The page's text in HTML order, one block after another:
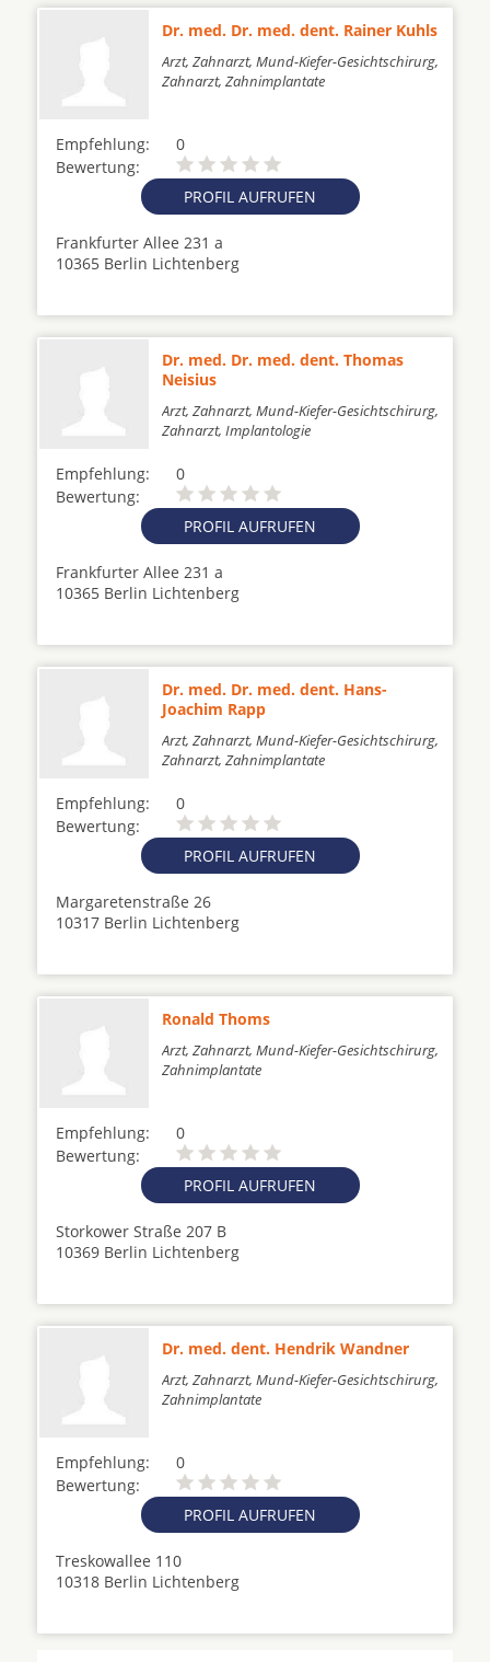
Dr. med. Dr. med. dent. Rainer Kuhls
Arzt, Zahnarzt, Mund-Kiefer-Gesichtschirurg,
Zahnarzt, Zahnimplantate
Empfehlung:
0
Bewertung:
PROFIL AUFRUFEN
Frankfurter Allee 231 a
10365 Berlin Lichtenberg
Dr. med. Dr. med. dent. Thomas
Neisius
Arzt, Zahnarzt, Mund-Kiefer-Gesichtschirurg,
Zahnarzt, Implantologie
Empfehlung:
0
Bewertung:
PROFIL AUFRUFEN
Frankfurter Allee 231 a
10365 Berlin Lichtenberg
Dr. med. Dr. med. dent. Hans-
Joachim Rapp
Arzt, Zahnarzt, Mund-Kiefer-Gesichtschirurg,
Zahnarzt, Zahnimplantate
Empfehlung:
0
Bewertung:
PROFIL AUFRUFEN
Margaretenstraße 26
10317 Berlin Lichtenberg
Ronald Thoms
Arzt, Zahnarzt, Mund-Kiefer-Gesichtschirurg,
Zahnimplantate
Empfehlung:
0
Bewertung:
PROFIL AUFRUFEN
Storkower Straße 207 B
10369 Berlin Lichtenberg
Dr. med. dent. Hendrik Wandner
Arzt, Zahnarzt, Mund-Kiefer-Gesichtschirurg,
Zahnimplantate
Empfehlung:
0
Bewertung:
PROFIL AUFRUFEN
Treskowallee 110
10318 Berlin Lichtenberg